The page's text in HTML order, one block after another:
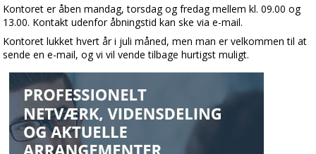
Kontoret er åben mandag, torsdag og fredag mellem kl. 09.00 og
13.00. Kontakt udenfor åbningstid kan ske via e-mail.
Kontoret lukket hvert år i juli måned, men man er velkommen til at
sende en e-mail, og vi vil vende tilbage hurtigst muligt.